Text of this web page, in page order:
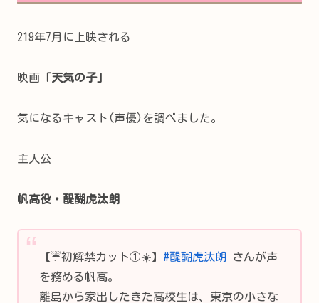
219年7月に上映される
映画 「天気の子」
気になるキャスト(声優)を調べました。
主人公
帆高役・醍醐虎汰朗
【☔️初解禁カット①☀️】 #醍醐虎汰朗
さんが声
を務める帆高。
離島から家出したきた高校生は、東京の小さな